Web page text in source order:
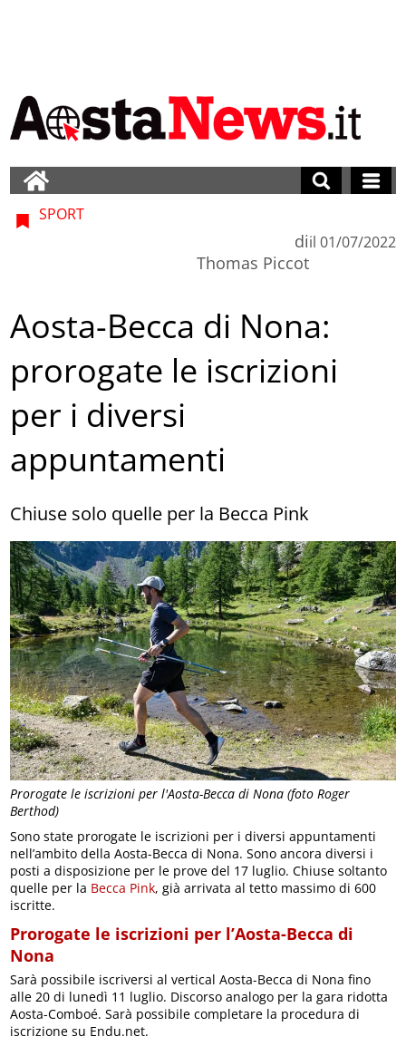
Prorogate le iscrizioni per l'Aosta-Becca di Nona (foto Roger
Berthod)
SPORT
di
Thomas Piccot
il 01/07/2022
Aosta-Becca di Nona:
prorogate le iscrizioni
per i diversi
appuntamenti
Chiuse solo quelle per la Becca Pink
Sono state prorogate le iscrizioni per i diversi appuntamenti
nell’ambito della Aosta-Becca di Nona. Sono ancora diversi i
posti a disposizione per le prove del 17 luglio. Chiuse soltanto
quelle per la Becca Pink, già arrivata al tetto massimo di 600
iscritte.
Prorogate le iscrizioni per l’Aosta-Becca di
Nona
Sarà possibile iscriversi al vertical Aosta-Becca di Nona fino
alle 20 di lunedì 11 luglio. Discorso analogo per la gara ridotta
Aosta-Comboé. Sarà possibile completare la procedura di
iscrizione su Endu.net.